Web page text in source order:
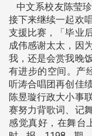
中文系校友陈莹
接下来继续一起欢
支援比赛，「毕业
成伟感谢太太，因
我，还是会赏我晚
有进步的空间。产
听涛合唱团再创佳
陈昱璇行政大小事
赛努力背歌词、记
感觉真好，在舞台